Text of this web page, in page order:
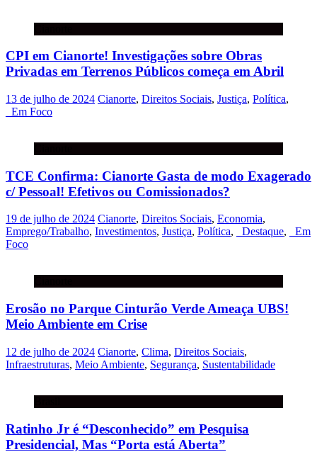
CPI em Cianorte! Investigações sobre Obras
Privadas em Terrenos Públicos começa em Abril
13 de julho de 2024 Cianorte, Direitos Sociais, Justiça, Política,
_Em Foco
TCE Confirma: Cianorte Gasta de modo Exagerado
c/ Pessoal! Efetivos ou Comissionados?
19 de julho de 2024 Cianorte, Direitos Sociais, Economia,
Emprego/Trabalho, Investimentos, Justiça, Política, _Destaque,
_Em
Foco
Erosão no Parque Cinturão Verde Ameaça UBS!
Meio Ambiente em Crise
12 de julho de 2024 Cianorte, Clima, Direitos Sociais,
Infraestruturas, Meio Ambiente, Segurança, Sustentabilidade
Ratinho Jr é “Desconhecido” em Pesquisa
Presidencial, Mas “Porta está Aberta”